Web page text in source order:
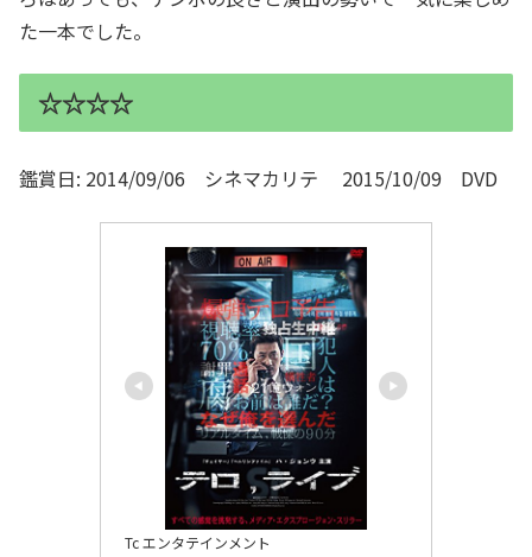
た一本でした。
☆☆☆☆
鑑賞日: 2014/09/06 シネマカリテ 2015/10/09 DVD
Tc エンタテインメント